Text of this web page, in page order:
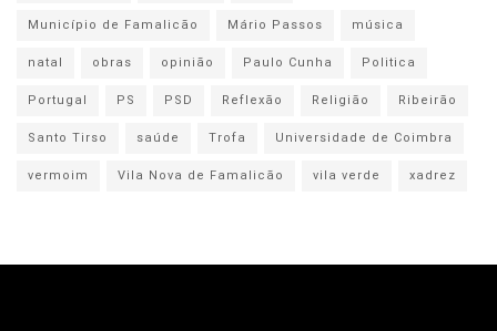
Município de Famalicão
Mário Passos
música
natal
obras opinião Paulo Cunha
Politica
Portugal
PS PSD Reflexão Religião
Ribeirão
Santo Tirso
saúde Trofa
Universidade de Coimbra
vermoim
Vila Nova de Famalicão vila verde xadrez